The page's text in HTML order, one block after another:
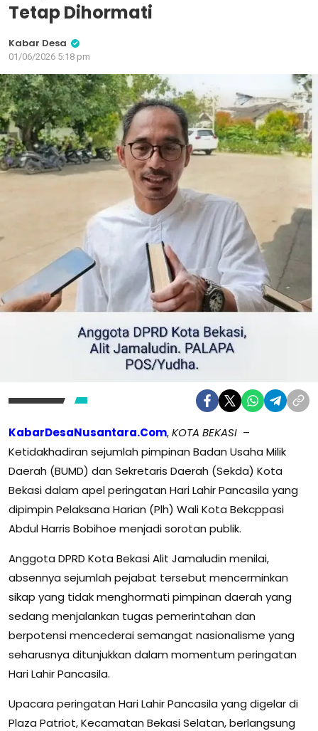
Tetap Dihormati
Kabar Desa
01/06/2026 5:18 pm
KabarDesaNusantara.Com,KOTA BEKASI –
Ketidakhadiran sejumlah pimpinan Badan Usaha Milik
Daerah (BUMD) dan Sekretaris Daerah (Sekda) Kota
Bekasi dalam apel peringatan Hari Lahir Pancasila yang
dipimpin Pelaksana Harian (Plh) Wali Kota Bekcppasi
Abdul Harris Bobihoe menjadi sorotan publik.
Anggota DPRD Kota Bekasi Alit Jamaludin menilai,
absennya sejumlah pejabat tersebut mencerminkan
sikap yang tidak menghormati pimpinan daerah yang
sedang menjalankan tugas pemerintahan dan
berpotensi mencederai semangat nasionalisme yang
seharusnya ditunjukkan dalam momentum peringatan
Hari Lahir Pancasila.
Upacara peringatan Hari Lahir Pancasila yang digelar di
Plaza Patriot, Kecamatan Bekasi Selatan, berlangsung